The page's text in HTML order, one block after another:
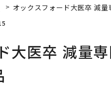
オックスフォード大医卒 減
大医卒 減量